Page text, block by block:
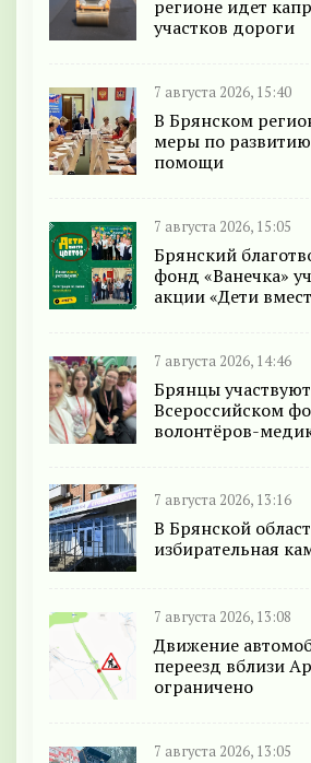
регионе идет
участков дороги
7 августа 2026, 15:40
В Брянском
меры по
помощи
7 августа 2026, 15:05
Брянский
фонд «Ванечка»
акции «Дети
7 августа 2026, 14:46
Брянцы
Всероссийском
волонтёров-
7 августа 2026, 13:16
В Брянской
избирательная
7 августа 2026, 13:08
Движение
переезд вблизи
ограничено
7 августа 2026, 13:05